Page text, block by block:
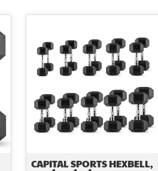
CAPITAL SPORTS HEXBELL,